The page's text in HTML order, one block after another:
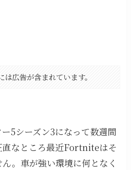
広告が含まれています。
5シーズン3になって数週間
直なところ最近Fortniteはそ
。車が強い環境に何となく